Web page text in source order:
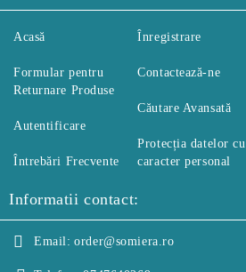
Acasă
Formular pentru
Returnare Produse
Autentificare
Întrebări Frecvente
Înregistrare
Contactează-ne
Căutare Avansată
Protecția datelor cu
caracter personal
Informatii contact:
Email: order@somiera.ro